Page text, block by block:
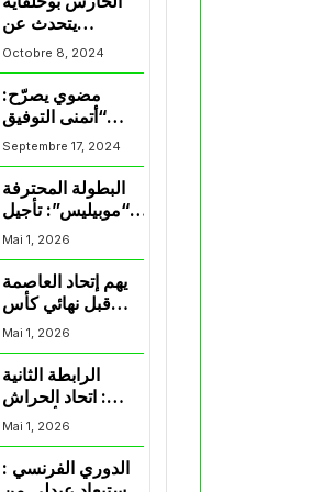
يتحدث عن
طموحاته مع
المنتخب و شباب
قسنطينة
Octobre 8, 2024
مضوي يصرّح:
“أتمنى التوفيق
لممثلي الكرة
الجزائرية في
Septembre 17, 2024
البطولة المحترفة
“موبيليس”: تأجيل
مباراة إتحاد
العاصمة وأتلتيك
بارادو
Mai 1, 2026
يهم إتحاد العاصمة
قبل نهائي كأس
اكاف : الزمالك
يسقط بثلاثية أمام
Mai 1, 2026
الرابطة الثانية
: اتحاد الحراش
يحسم التأهل إلى
“البلاي أوف”
Mai 1, 2026
الدوري الفرنسي :